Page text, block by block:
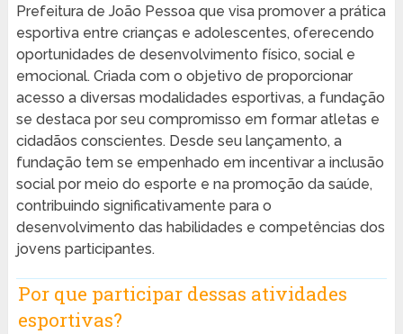
Prefeitura de João Pessoa que visa promover a prática
esportiva entre crianças e adolescentes, oferecendo
oportunidades de desenvolvimento físico, social e
emocional. Criada com o objetivo de proporcionar
acesso a diversas modalidades esportivas, a fundação
se destaca por seu compromisso em formar atletas e
cidadãos conscientes. Desde seu lançamento, a
fundação tem se empenhado em incentivar a inclusão
social por meio do esporte e na promoção da saúde,
contribuindo significativamente para o
desenvolvimento das habilidades e competências dos
jovens participantes.
Por que participar dessas atividades
esportivas?